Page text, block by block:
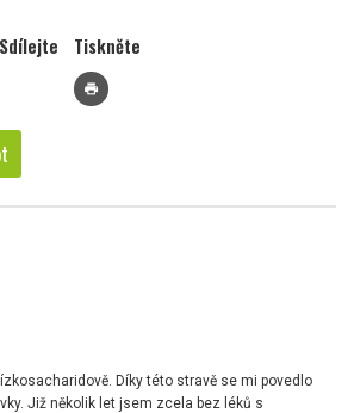
Tiskněte
print
Díky této stravě se mi povedlo
Již několik let jsem zcela bez léků s